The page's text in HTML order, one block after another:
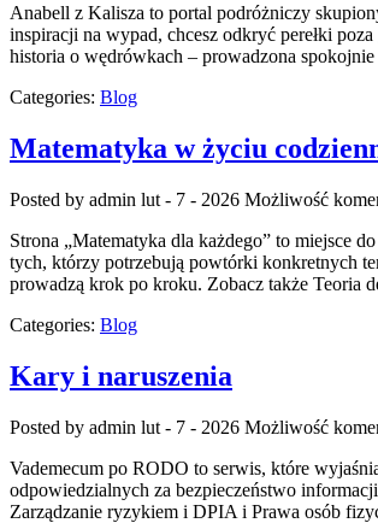
Anabell z Kalisza to portal podróżniczy
inspiracji na wypad, chcesz odkryć perełki
historia o wędrówkach – prowadzona
Categories: Blog
Matematyka w życiu
Posted by admin lut - 7 - 2026 Możliwość
Strona „Matematyka dla każdego” to miejsce
tych, którzy potrzebują powtórki konkretnych
prowadzą krok po kroku. Zobacz także Teoria
Categories: Blog
Kary i naruszenia
Posted by admin lut - 7 - 2026 Możliwość
Vademecum po RODO to serwis, które
odpowiedzialnych za bezpieczeństwo
Zarządzanie ryzykiem i DPIA i Prawa osób